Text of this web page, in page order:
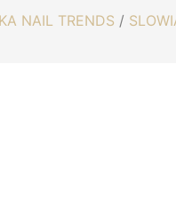
NAIL TRENDS /